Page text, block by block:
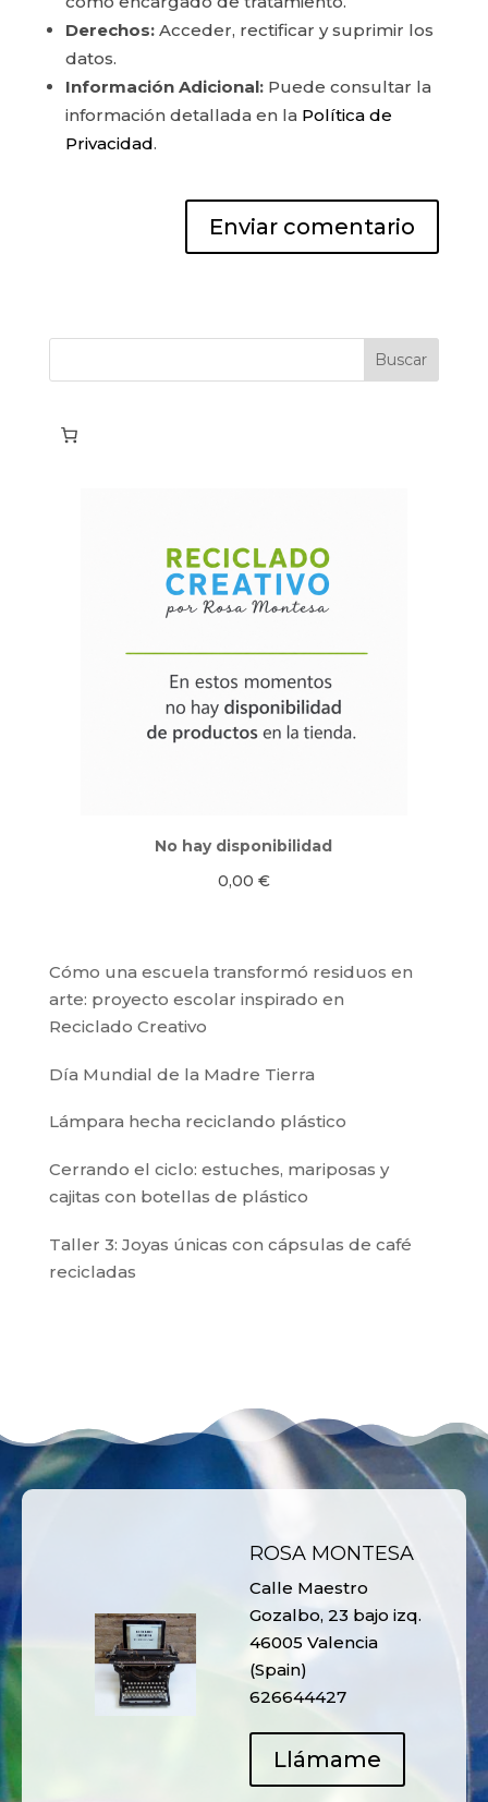
Derechos:Acceder, rectificar y suprimir los
datos.
Información Adicional:Puede consultar la
información detallada en la Política de
Privacidad.
No hay disponibilidad
0,00 €
Cómo una escuela transformó residuos en
arte: proyecto escolar inspirado en
Reciclado Creativo
Día Mundial de la Madre Tierra
Lámpara hecha reciclando plástico
Cerrando el ciclo: estuches, mariposas y
cajitas con botellas de plástico
Taller 3: Joyas únicas con cápsulas de café
recicladas
ROSA MONTESA
Calle Maestro
Gozalbo, 23 bajo izq.
46005 Valencia
(Spain)
626644427
Llámame